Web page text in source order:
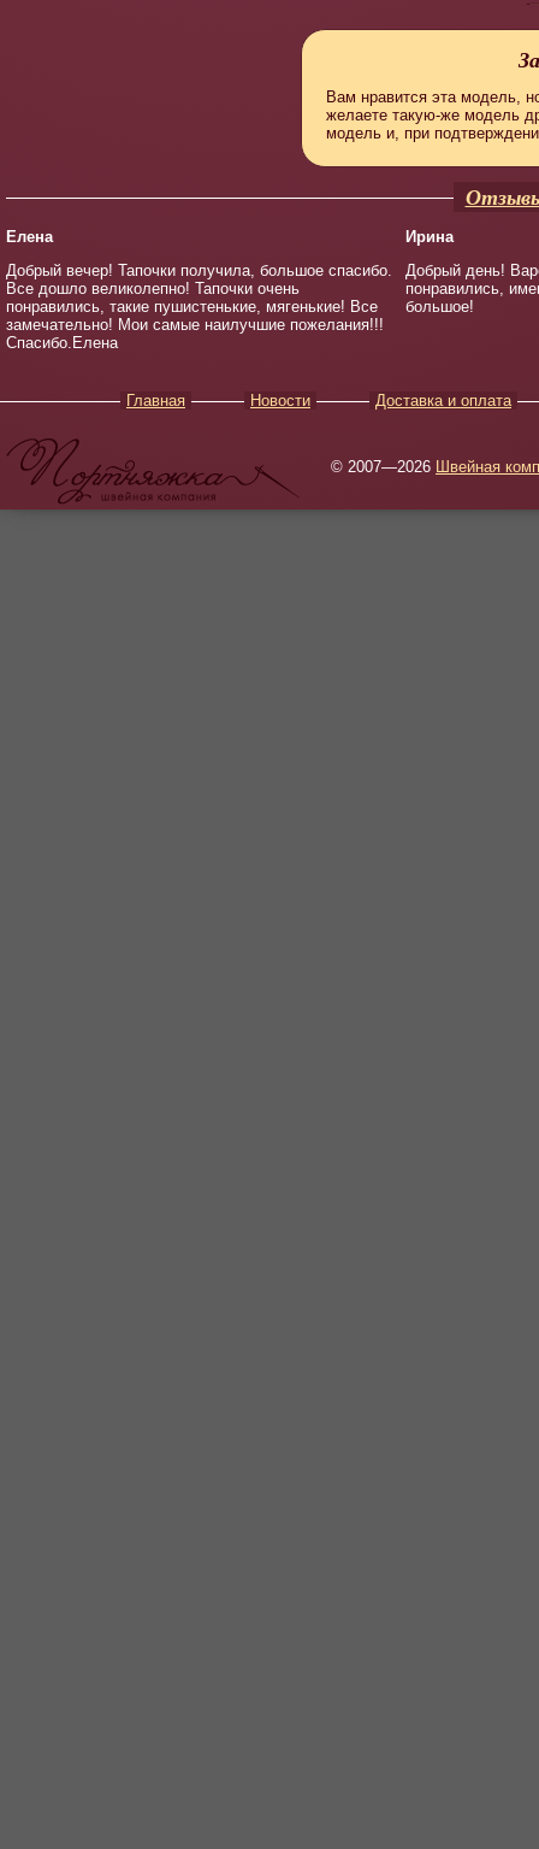
Вам нравится эта модель,
желаете такую-же модель
модель и, при
Елена
Добрый вечер! Тапочки получила, большое спасибо.
Все дошло великолепно! Тапочки очень
понравились, такие пушистенькие, мягенькие! Все
замечательно! Мои самые наилучшие пожелания!!!
Спасибо.Елена
Ирина
Добрый день!
понравились,
большое!
Главная Новости Доставка и оплата
© 2007—2026 Швейная